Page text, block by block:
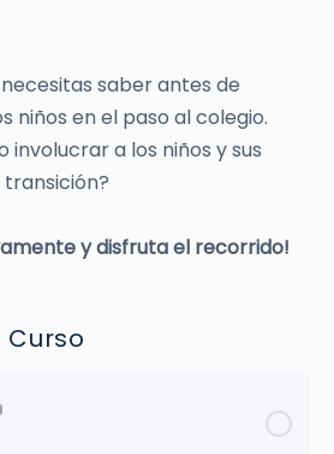
necesitas saber antes de
niños en el paso al colegio.
involucrar a los niños y sus
y disfruta el recorrido!